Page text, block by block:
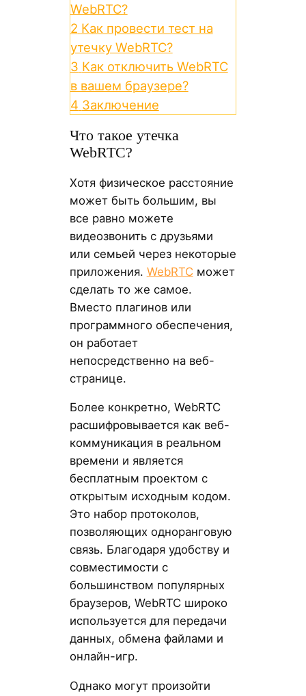
WebRTC?
2 Как провести тест на
утечку WebRTC?
3 Как отключить WebRTC
в вашем браузере?
4 Заключение
Что такое утечка
WebRTC?
Хотя физическое расстояние
может быть большим, вы
все равно можете
видеозвонить с друзьями
или семьей через некоторые
приложения. WebRTCможет
сделать то же самое.
Вместо плагинов или
программного обеспечения,
он работает
непосредственно на веб-
странице.
Более конкретно, WebRTC
расшифровывается как веб-
коммуникация в реальном
времени и является
бесплатным проектом с
открытым исходным кодом.
Это набор протоколов,
позволяющих одноранговую
связь. Благодаря удобству и
совместимости с
большинством популярных
браузеров, WebRTC широко
используется для передачи
данных, обмена файлами и
онлайн-игр.
Однако могут произойти